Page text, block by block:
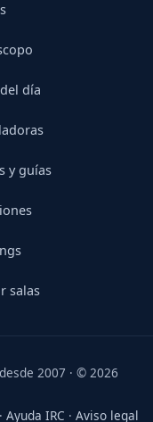
día
y guías
salas
2007 · © 2026
· Ayuda IRC · Aviso legal